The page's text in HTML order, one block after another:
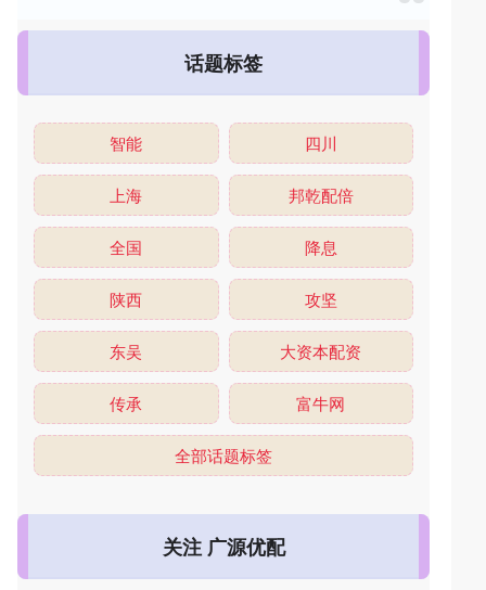
话题标签
智能 四川
上海 邦乾配倍
全国 降息
陕西 攻坚
东吴 大资本配资
传承 富牛网
全部话题标签
关注 广源优配